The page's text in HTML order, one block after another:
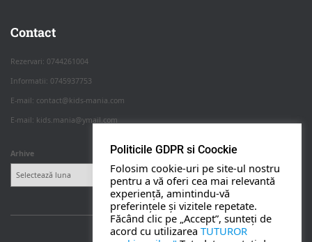
Contact
Rezervari: 0744261004
Informatii: 0745937753
E-mail: contact@kids-mania.com
E-mail: kids.mania@ymail.com
Arhive Politicile GDPR si Coockie
Folosim cookie-uri pe site-ul nostru
pentru a vă oferi cea mai relevantă
experiență, amintindu-vă
preferințele și vizitele repetate.
Făcând clic pe „Accept”, sunteți de
acord cu utilizarea TUTUROR
Apasa pe o categorie ca sa vezi serviciile.
PETRECERI COPII
NUNTA
BANCHETE